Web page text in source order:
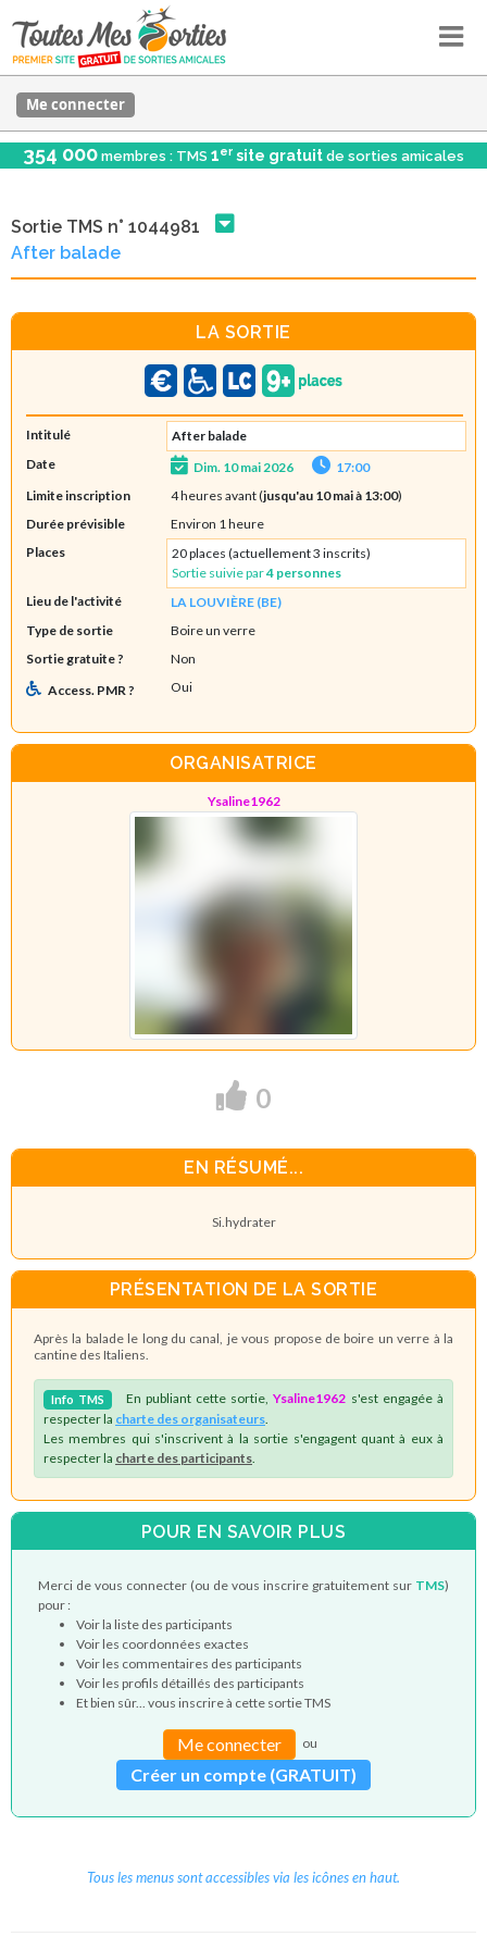
Me connecter
354 000 membres : TMS 1er site gratuit de sorties amicales
Sortie TMS n° 1044981
After balade
LA SORTIE
Intitulé
After balade
Date
Dim. 10 mai 2026
17:00
Limite inscription
4 heures avant (jusqu'au 10 mai à 13:00)
Durée prévisible
Environ 1 heure
Places
20 places (actuellement 3 inscrits)
Sortie suivie par4 personnes
Lieu de l'activité
LA LOUVIÈRE (BE)
Type de sortie
Boire un verre
Sortie gratuite ?
Non
Access. PMR ?
Oui
ORGANISATRICE
Ysaline1962
0
EN RÉSUMÉ...
Si.hydrater
PRÉSENTATION DE LA SORTIE
Après la balade le long du canal, je vous propose de boire un verre à la
cantine des Italiens.
Info TMS En publiant cette sortie,Ysaline1962 s'est engagée à
respecter la charte des organisateurs
Les membres qui s'inscrivent à la sortie s'engagent quant à eux à
respecter la charte des participants
POUR EN SAVOIR PLUS
Merci de vous connecter (ou de vous inscrire gratuitement sur TMS)
pour :
Voir la liste des participants
Voir les coordonnées exactes
Voir les commentaires des participants
Voir les profils détaillés des participants
Et bien sûr... vous inscrire à cette sortie TMS
Me connecter ou
Créer un compte (GRATUIT)
Tous les menus sont accessibles via les icônes en haut.